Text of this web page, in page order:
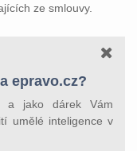
ze smlouvy.
epravo.cz?
a jako dárek Vám
umělé inteligence v